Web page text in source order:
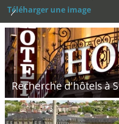
Téléharger une image
Recherche d'hôtels à